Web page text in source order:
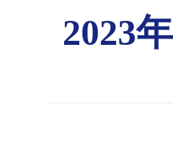
2023